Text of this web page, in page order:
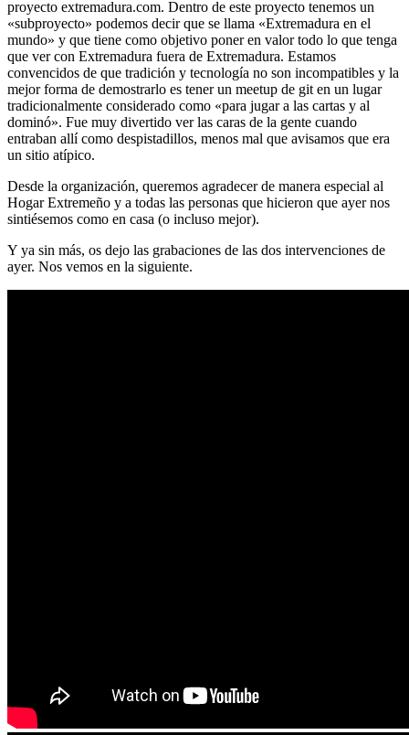
proyecto extremadura.com. Dentro de este proyecto tenemos un
«subproyecto» podemos decir que se llama «Extremadura en el
mundo» y que tiene como objetivo poner en valor todo lo que tenga
que ver con Extremadura fuera de Extremadura. Estamos
convencidos de que tradición y tecnología no son incompatibles y la
mejor forma de demostrarlo es tener un meetup de git en un lugar
tradicionalmente considerado como «para jugar a las cartas y al
dominó». Fue muy divertido ver las caras de la gente cuando
entraban allí como despistadillos, menos mal que avisamos que era
un sitio atípico.
Desde la organización, queremos agradecer de manera especial al
Hogar Extremeño y a todas las personas que hicieron que ayer nos
sintiésemos como en casa (o incluso mejor).
Y ya sin más, os dejo las grabaciones de las dos intervenciones de
ayer. Nos vemos en la siguiente.